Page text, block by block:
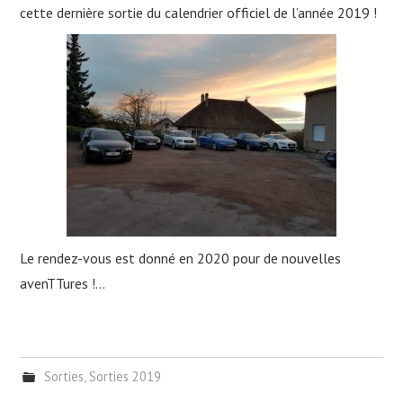
cette dernière sortie du calendrier officiel de l’année 2019 !
Le rendez-vous est donné en 2020 pour de nouvelles
avenTTures !…
Sorties Sorties 2019